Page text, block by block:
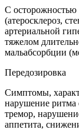
С осторожностью
(атеросклероз,
артериальной
тяжелом
мальабсорбции
Передозировка
Симптомы,
нарушение ритма
тремор,
аппетита,